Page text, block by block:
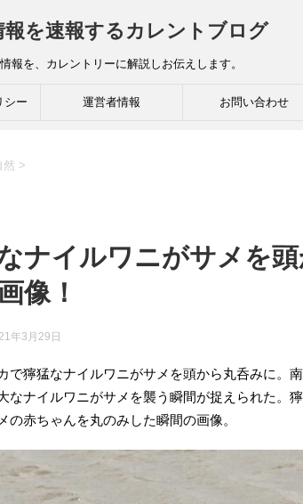
報を速報するカレントブログ
報を、カレントリーに解説しお伝えします。
シー 運営者情報 お問い合わせ
然 >
ナイルワニがサメを
像！
年3月29日
で獰猛なナイルワニがサメを頭から丸呑みに。
なナイルワニがサメを襲う瞬間が捉えられた。
の赤ちゃんを丸のみした瞬間の画像。